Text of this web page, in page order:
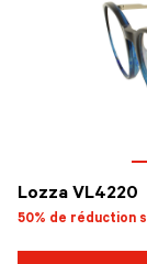
Lozza VL4220
50% de réduction